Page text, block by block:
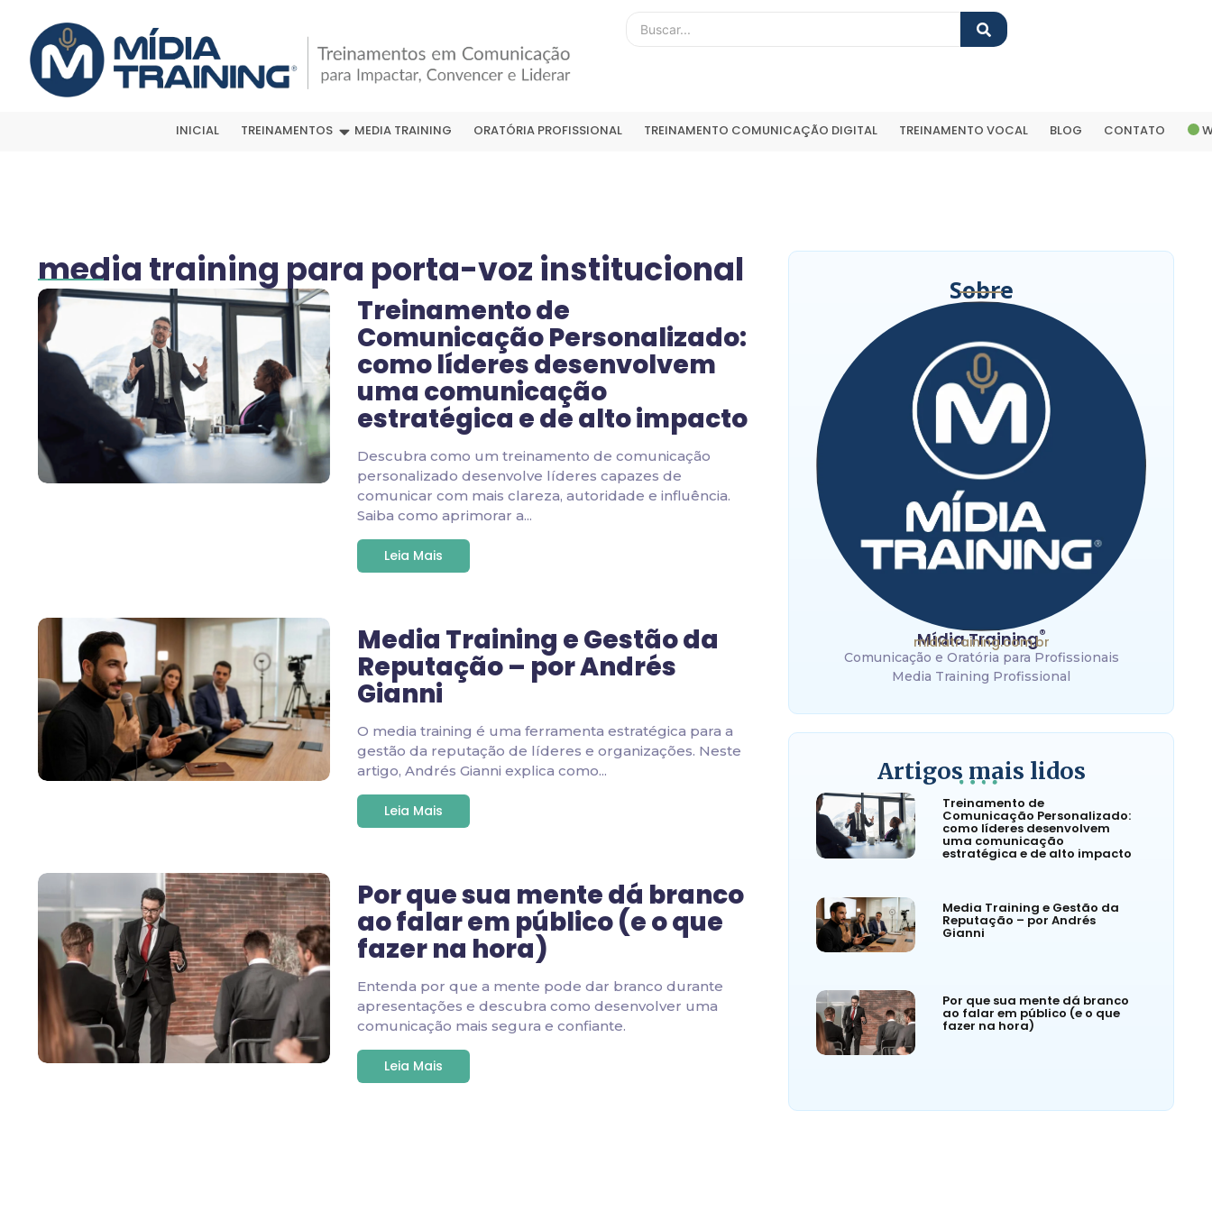
INICIAL TREINAMENTOS MEDIA TRAINING ORATÓRIA PROFISSIONAL TREINAMENTO COMUNICAÇÃO DIGITAL TREINAMENTO VOCAL BLOG CONTATO
media training para porta-voz institucional
Treinamento de
Comunicação Personalizado:
como líderes desenvolvem
uma comunicação
estratégica e de alto impacto
Descubra como um treinamento de comunicação
personalizado desenvolve líderes capazes de
comunicar com mais clareza, autoridade e influência.
Saiba como aprimorar a...
Leia Mais
Media Training e Gestão da
Reputação – por Andrés
Gianni
O media training é uma ferramenta estratégica para a
gestão da reputação de líderes e organizações. Neste
artigo, Andrés Gianni explica como...
Leia Mais
Por que sua mente dá branco
ao falar em público (e o que
fazer na hora)
Entenda por que a mente pode dar branco durante
apresentações e descubra como desenvolver uma
comunicação mais segura e confiante.
Leia Mais
Sobre
Mídia Training®
midiatraining.com.br
Comunicação e Oratória para Profissionais
Media Training Profissional
Artigos mais lidos
Treinamento de
Comunicação Personalizado:
como líderes desenvolvem
uma comunicação
estratégica e de alto impacto
Media Training e Gestão da
Reputação – por Andrés
Gianni
Por que sua mente dá branco
ao falar em público (e o que
fazer na hora)